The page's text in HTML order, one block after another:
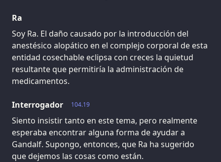
Ra
Soy Ra. El daño causado por la introducción del
anestésico alopático en el complejo corporal de esta
entidad cosechable eclipsa con creces la quietud
resultante que permitiría la administración de
medicamentos.
104.19
Interrogador
Siento insistir tanto en este tema, pero realmente
esperaba encontrar alguna forma de ayudar a
Gandalf. Supongo, entonces, que Ra ha sugerido
que dejemos las cosas como están.